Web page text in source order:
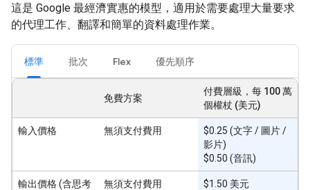
這是 Google 最經濟實惠的模型，適用於需要處理大量要求
的代理工作、翻譯和簡單的資料處理作業。
標準 批次 Flex 優先順序
免費方案
付費層級，每 100 萬
個權杖 (美元)
輸入價格 無須支付費用
$0.25 (文字 / 圖片 /
影片)
$0.50 (音訊)
輸出價格 (含思考
無須支付費用 $1.50 美元